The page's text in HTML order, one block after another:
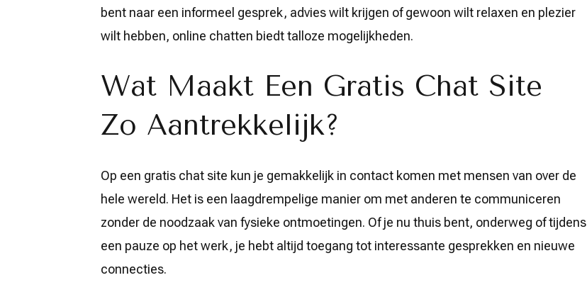
Chattenbent naar een informeel gesprek, advies wilt krijgen of gewoon wilt relaxen en plezier
wilt hebben, online chatten biedt talloze mogelijkheden.
Wat Maakt Een Gratis Chat Site
Zo Aantrekkelijk?
Op een gratis chat site kun je gemakkelijk in contact komen met mensen van over de
hele wereld. Het is een laagdrempelige manier om met anderen te communiceren
zonder de noodzaak van fysieke ontmoetingen. Of je nu thuis bent, onderweg of tijdens
een pauze op het werk, je hebt altijd toegang tot interessante gesprekken en nieuwe
connecties.